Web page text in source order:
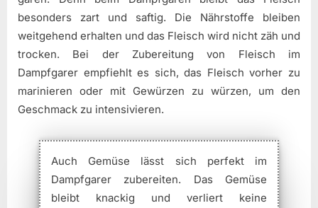
besonders zart und saftig. Die Nährstoffe bleiben
weitgehend erhalten und das Fleisch wird nicht zäh und
trocken. Bei der Zubereitung von Fleisch im
Dampfgarer empfiehlt es sich, das Fleisch vorher zu
marinieren oder mit Gewürzen zu würzen, um den
Geschmack zu intensivieren.
Auch Gemüse lässt sich perfekt im
Dampfgarer zubereiten. Das Gemüse
bleibt knackig und verliert keine